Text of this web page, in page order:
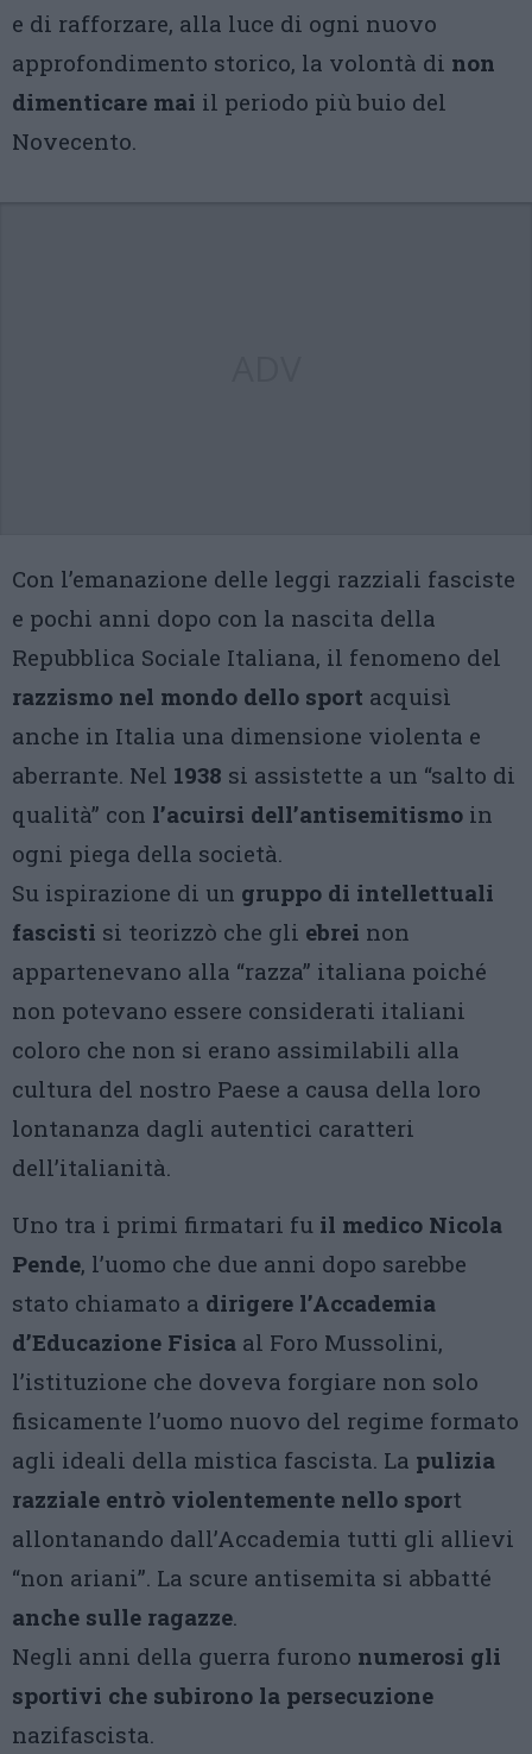
e di rafforzare, alla luce di ogni nuovo
approfondimento storico, la volontà di non
dimenticare mai il periodo più buio del
Novecento.
Con l’emanazione delle leggi razziali fasciste
e pochi anni dopo con la nascita della
Repubblica Sociale Italiana, il fenomeno del
razzismo nel mondo dello sport acquisì
anche in Italia una dimensione violenta e
aberrante. Nel 1938 si assistette a un “salto di
qualità” con l’acuirsi dell’antisemitismo in
ogni piega della società.
Su ispirazione di un gruppo di intellettuali
fascisti si teorizzò che gli ebrei non
appartenevano alla “razza” italiana poiché
non potevano essere considerati italiani
coloro che non si erano assimilabili alla
cultura del nostro Paese a causa della loro
lontananza dagli autentici caratteri
dell’italianità.
Uno tra i primi firmatari fu il medico Nicola
Pende, l’uomo che due anni dopo sarebbe
stato chiamato a dirigere l’Accademia
d’Educazione Fisica al Foro Mussolini,
l’istituzione che doveva forgiare non solo
fisicamente l’uomo nuovo del regime formato
agli ideali della mistica fascista. La pulizia
razziale entrò violentemente nello sport
allontanando dall’Accademia tutti gli allievi
“non ariani”. La scure antisemita si abbatté
anche sulle ragazze.
Negli anni della guerra furono numerosi gli
sportivi che subirono la persecuzione
nazifascista.